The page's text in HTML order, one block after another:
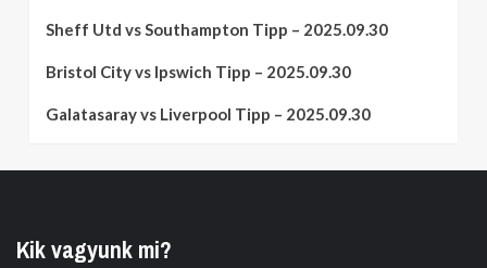
Sheff Utd vs Southampton Tipp – 2025.09.30
Bristol City vs Ipswich Tipp – 2025.09.30
Galatasaray vs Liverpool Tipp – 2025.09.30
Kik vagyunk mi?